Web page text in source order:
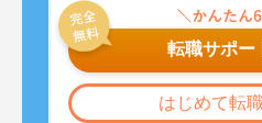
転職サポー
はじめて転